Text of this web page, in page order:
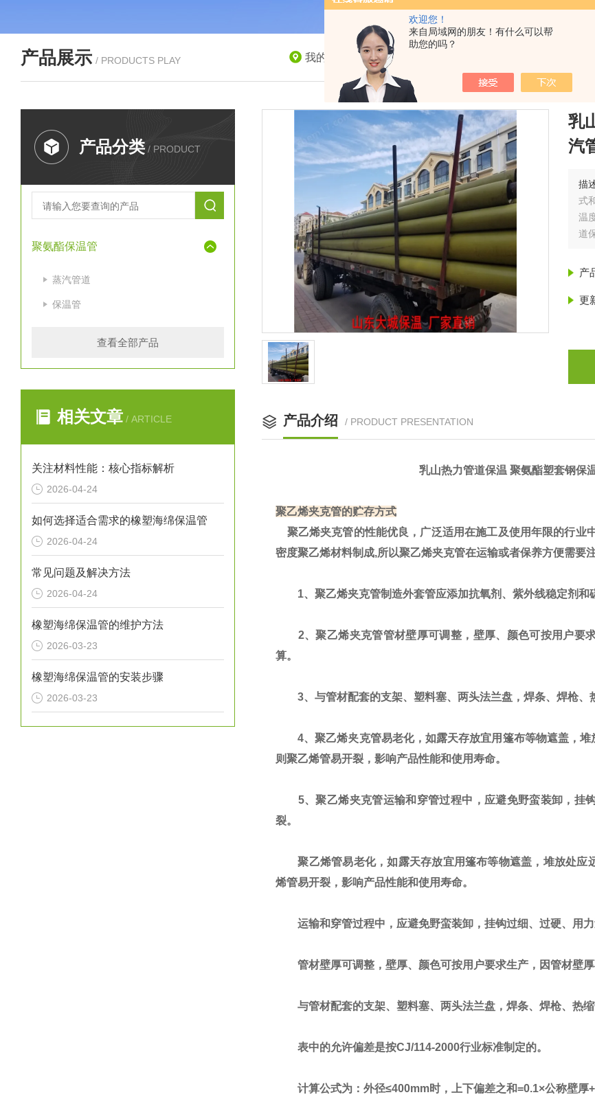
欢迎您！
来自局域网的朋友！有什么可以帮
助您的吗？
产品展示 / PRODUCTS PLAY 我的位置：首页>
产品分类 / PRODUCT
聚氨酯保温管
蒸汽管道
保温管
查看全部产品
相关文章 / ARTICLE
关注材料性能：核心指标解析
2026-04-24
如何选择适合需求的橡塑海绵保温管
2026-04-24
常见问题及解决方法
2026-04-24
橡塑海绵保温管的维护方法
2026-03-23
橡塑海绵保温管的安装步骤
2026-03-23
乳
汽
描
式
温
道
产
更
产品介绍 / PRODUCT PRESENTATION
乳山热力管道保温 聚氨酯塑套钢保
聚乙烯夹克管的贮存方式
聚乙烯夹克管的性能优良，广泛适用在施工及使用年限的行业
密度聚乙烯材料制成,所以聚乙烯夹克管在运输或者保养方便需要
1、聚乙烯夹克管制造外套管应添加抗氧剂、紫外线稳定剂和
2、聚乙烯夹克管管材壁厚可调整，壁厚、颜色可按用户要
算。
3、与管材配套的支架、塑料塞、两头法兰盘，焊条、焊枪、
4、聚乙烯夹克管易老化，如露天存放宜用篷布等物遮盖，堆
则聚乙烯管易开裂，影响产品性能和使用寿命。
5、聚乙烯夹克管运输和穿管过程中，应避免野蛮装卸，挂
裂。
聚乙烯管易老化，如露天存放宜用篷布等物遮盖，堆放处应
烯管易开裂，影响产品性能和使用寿命。
运输和穿管过程中，应避免野蛮装卸，挂钩过细、过硬、用力
管材壁厚可调整，壁厚、颜色可按用户要求生产，因管材壁厚
与管材配套的支架、塑料塞、两头法兰盘，焊条、焊枪、热缩
表中的允许偏差是按CJ/114-2000行业标准制定的。
计算公式为：外径≤400mm时，上下偏差之和=0.1×公称壁厚